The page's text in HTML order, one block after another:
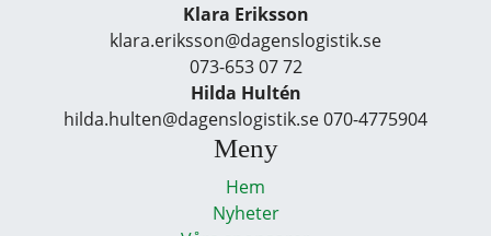
Klara Eriksson
klara.eriksson@dagenslogistik.se
073-653 07 72
Hilda Hultén
hilda.hulten@dagenslogistik.se 070-4775904
Meny
Hem
Nyheter